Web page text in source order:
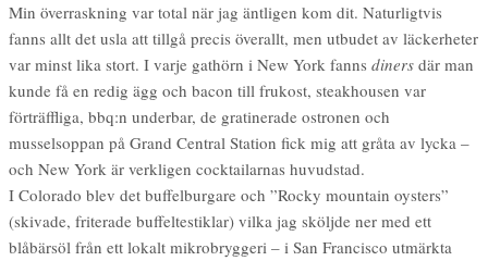
Min överraskning var total när jag äntligen kom dit. Naturligtvis
fanns allt det usla att tillgå precis överallt, men utbudet av läckerheter
var minst lika stort. I varje gathörn i New York fanns diners där man
kunde få en redig ägg och bacon till frukost, steakhousen var
förträffliga, bbq:n underbar, de gratinerade ostronen och
musselsoppan på Grand Central Station fick mig att gråta av lycka –
och New York är verkligen cocktailarnas huvudstad.
I Colorado blev det buffelburgare och ”Rocky mountain oysters”
(skivade, friterade buffeltestiklar) vilka jag sköljde ner med ett
blåbärsöl från ett lokalt mikrobryggeri – i San Francisco utmärkta